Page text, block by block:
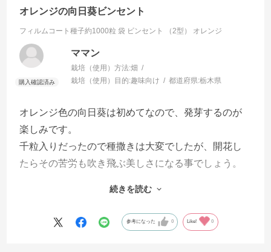
オレンジの向日葵ビンセント
フィルムコート種子約1000粒 袋 ビンセント （2型） オレンジ
ママン
栽培（使用）方法:畑
栽培（使用）目的:趣味向け 都道府県:栃木県
オレンジ色の向日葵は初めてなので、発芽するのが
楽しみです。
千粒入りだったので種撒きは大変でしたが、開花し
たらその苦労も吹き飛ぶ美しさになる事でしょう。
続きを読む
参考になった 0 Like! 0